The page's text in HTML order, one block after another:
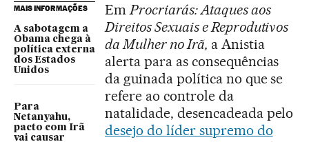
MAIS INFORMAÇÕES
A sabotagem a
Obama chega à
política externa
dos Estados
Unidos
Para
Netanyahu,
pacto com Irã
vai causar
Em Procriarás: Ataques aos
Direitos Sexuais e Reprodutivos
da Mulher no Irã, a Anistia
alerta para as consequências
da guinada política no que se
refere ao controle da
natalidade, desencadeada pelo
desejo do líder supremo do